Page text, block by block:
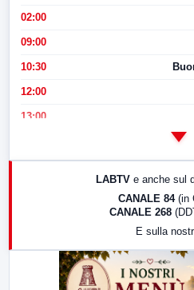
02:00
09:00
10:30
12:00
13:00
LABTV e anche sul
CANALE 84 (in
CANALE 268
E sulla